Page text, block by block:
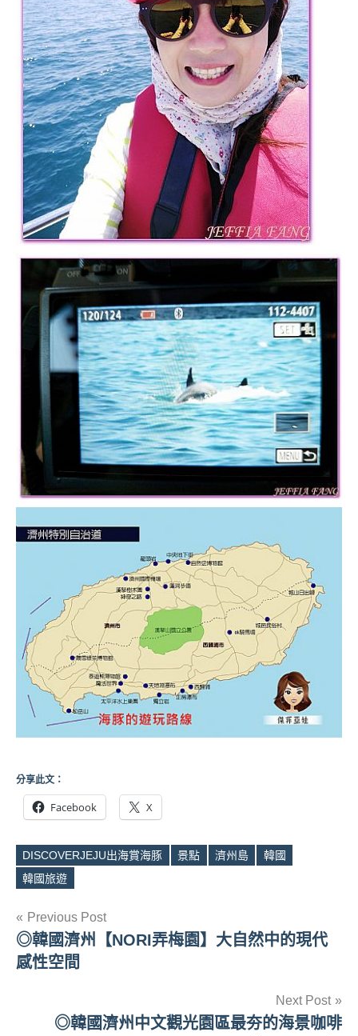
分享此文：
Facebook X
Tags
DISCOVERJEJU出海賞海豚 景點 濟州島
韓國
韓國旅遊
文
章
Previous Post
◎韓國濟州【NORI弄梅園】大自然中的現代
感性空間
Next Post
◎韓國濟州中文觀光園區最夯的海景咖啡